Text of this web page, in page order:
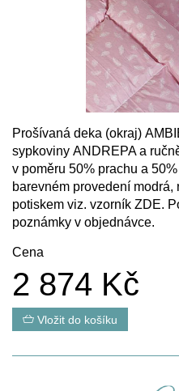
Prošívaná deka (okraj)
sypkoviny ANDREPA a
v poměru 50% prachu a
barevném provedení modrá,
potiskem viz. vzorník ZDE.
poznámky v objednávce.
Cena
2 874 Kč
Vložit do košíku